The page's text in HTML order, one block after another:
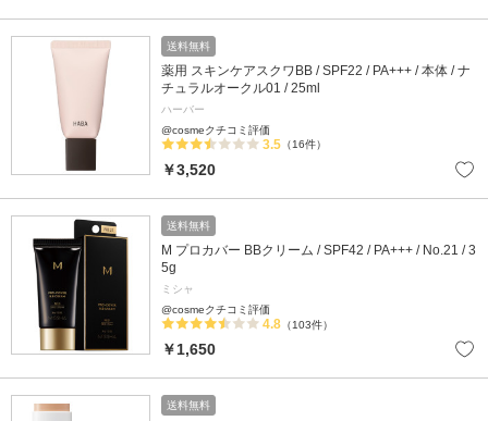
送料無料
薬用 スキンケアスクワBB / SPF22 / PA+++ / 本体 / ナ
チュラルオークル01 / 25ml
ハーバー
@cosmeクチコミ評価
3.5 （16件）
￥3,520
送料無料
M プロカバー BBクリーム / SPF42 / PA+++ / No.21 / 3
5g
ミシャ
@cosmeクチコミ評価
4.8 （103件）
￥1,650
送料無料